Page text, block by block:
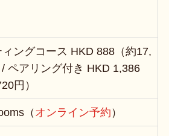
ングコース HKD 888（約17,
ペアリング付き HKD 1,386
円）
（ オンライン予約 ）